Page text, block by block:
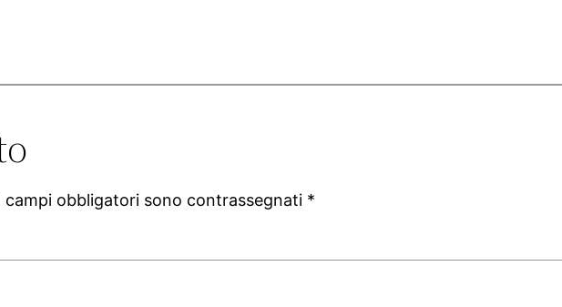
campi obbligatori sono contrassegnati *